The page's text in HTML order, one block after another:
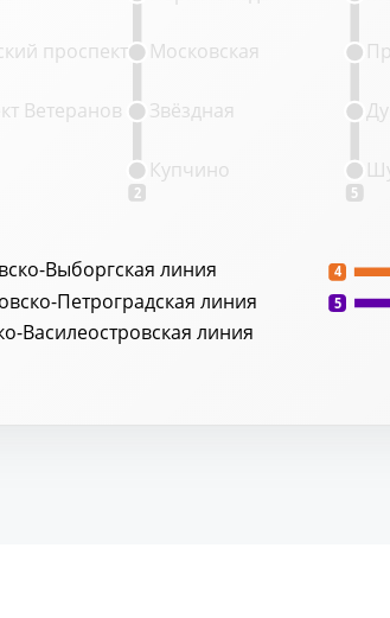
Выборгская линия
Петроградская линия
Василеостровская линия
4
5
2 5
Ветеранов
проспект
Купчино
Звёздная
Московская